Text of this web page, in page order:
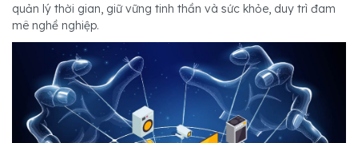
quản lý thời gian, giữ vững tinh thần và sức khỏe, duy trì đam
mê nghề nghiệp.